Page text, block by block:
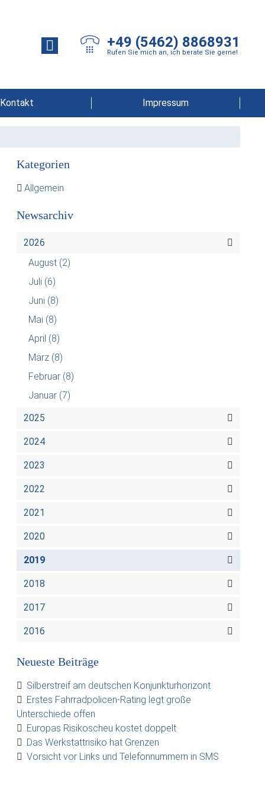
+49 (5462) 8868931
Rufen Sie mich an, ich berate Sie gerne!
Kontakt Impressum
Kategorien
Allgemein
Newsarchiv
2026
August (2)
Juli (6)
Juni (8)
Mai (8)
April (8)
März (8)
Februar (8)
Januar (7)
2025
2024
2023
2022
2021
2020
2019
2018
2017
2016
Neueste Beiträge
Silberstreif am deutschen Konjunkturhorizont
Erstes Fahrradpolicen-Rating legt große
Unterschiede offen
Europas Risikoscheu kostet doppelt
Das Werkstattrisiko hat Grenzen
Vorsicht vor Links und Telefonnummern in SMS